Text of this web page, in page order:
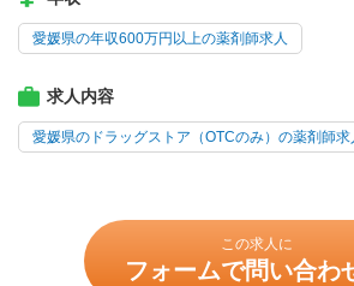
愛媛県の年収600万円以上の薬剤師求人
求人内容
愛媛県のドラッグストア（OTCのみ）の薬剤師求
この求人に
フォームで問い合わ